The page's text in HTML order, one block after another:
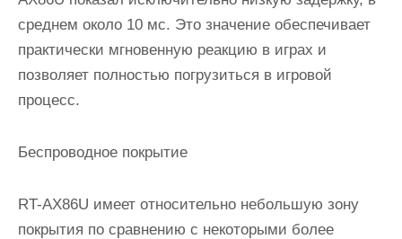
среднем около 10 мс. Это значение обеспечивает
практически мгновенную реакцию в играх и
позволяет полностью погрузиться в игровой
процесс.
Беспроводное покрытие
RT-AX86U имеет относительно небольшую зону
покрытия по сравнению с некоторыми более